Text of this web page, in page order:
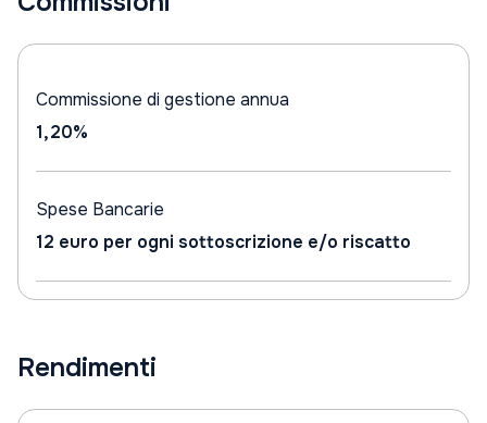
Commissione di gestione annua
1,20%
Spese Bancarie
12 euro per ogni sottoscrizione e/o riscatto
Rendimenti